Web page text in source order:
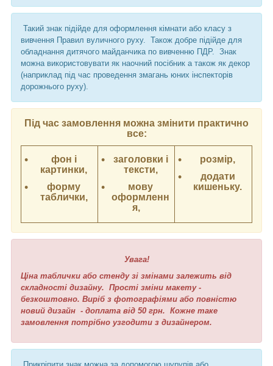
Такий знак підійде для оформлення кімнати або класу з
вивчення Правил вуличного руху. Також добре підійде для
обладнання дитячого майданчика по вивченню ПДР. Знак
можна використовувати як наочний посібник а також як декор
(наприклад під час проведення змагань юних інспекторів
дорожнього руху).
Під час замовлення можна змінити практично
все:
фон і
картинки,
форму
таблички,
заголовки і
тексти,
мову
оформленн
я,
розмір,
додати
кишеньку.
Увага!
Ціна таблички або стенду зі змінами залежить від
складності дизайну. Прості зміни макету -
безкоштовно. Виріб з фотографіями або повністю
новий дизайн - доплата від 50 грн. Кожне таке
замовлення потрібно узгодити з дизайнером.